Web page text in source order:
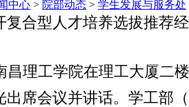
中心 > 院部动态 > 学生发展与服务处
复合型人才培养选拔推荐
昌理工学院在理工大厦二
出席会议并讲话。学工部